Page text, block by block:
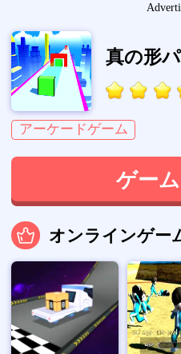
真の形
アーケードゲーム
ゲー
オンラインゲー